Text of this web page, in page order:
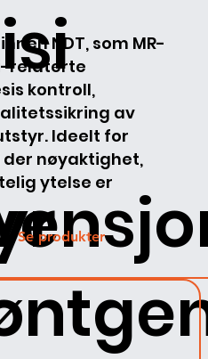
NDT, som MR-
relaterte
kontroll,
av
Ideelt for
nøyaktighet,
ytelse er
Se produkter